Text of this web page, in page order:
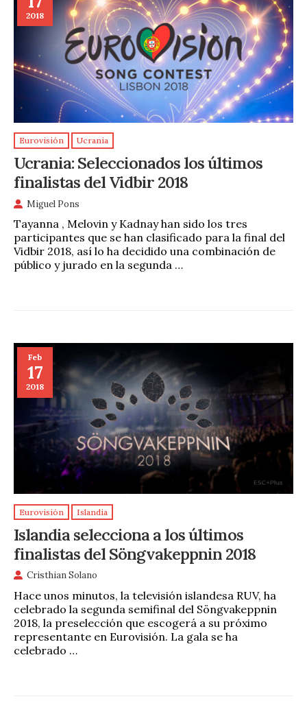
2018
Eurovisión Ucrania
Ucrania: Seleccionados los últimos
finalistas del Vidbir 2018
Miguel Pons
Tayanna , Melovin y Kadnay han sido los tres
participantes que se han clasificado para la final del
Vidbir 2018, así lo ha decidido una combinación de
público y jurado en la segunda …
Feb
17
2018
Eurovisión Islandia
Islandia selecciona a los últimos
finalistas del Söngvakeppnin 2018
Cristhian Solano
Hace unos minutos, la televisión islandesa RUV, ha
celebrado la segunda semifinal del Söngvakeppnin
2018, la preselección que escogerá a su próximo
representante en Eurovisión. La gala se ha
celebrado …